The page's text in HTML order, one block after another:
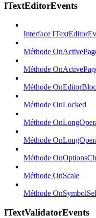
ITextEditorEvents
Interface
Méthode
Méthode
Méthode
Méthode OnLocked
Méthode
Méthode
Méthode
Méthode OnScale
Méthode
ITextValidatorEvents